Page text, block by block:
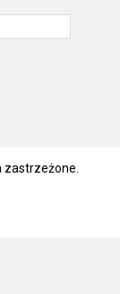
zastrzeżone.